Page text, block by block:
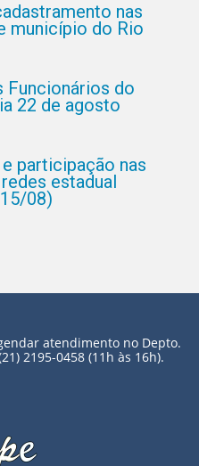
nas
município do Rio
Funcionários do
22 de agosto
participação nas
estadual
08)
atendimento no Depto.
2195-0458 (11h às 16h).